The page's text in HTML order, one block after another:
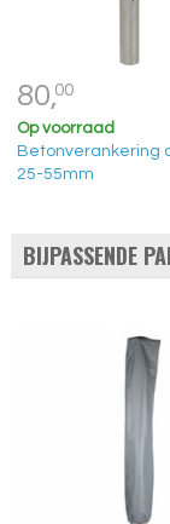
80,00
Op voorraad
Betonverankering
25-55mm
BIJPASSENDE